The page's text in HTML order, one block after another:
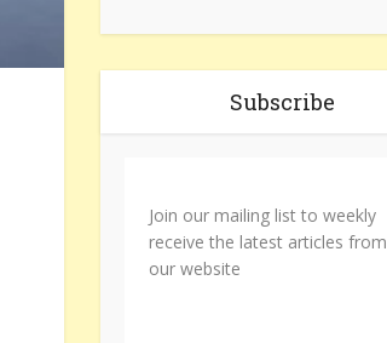
Subscribe
Join our mailing list to weekly
receive the latest articles from
our website